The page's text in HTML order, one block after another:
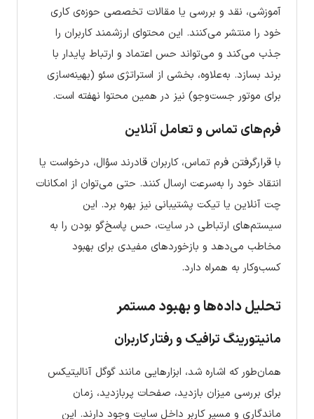
آموزشی، نقد و بررسی یا مقالات تخصصی حوزه‌ی کاری
خود را منتشر می‌کنند. این محتوای ارزشمند کاربران را
جذب می‌کند و می‌تواند حس اعتماد و ارتباط پایدار با
برند بسازد. به‌علاوه، بخشی از استراتژی سئو (بهینه‌سازی
برای موتور جست‌وجو) نیز در همین محتوا نهفته است.
فرم‌های تماس و تعامل آنلاین
با قرارگرفتن فرم تماس، کاربران قادرند سؤال، درخواست یا
انتقاد خود را به‌سرعت ارسال کنند. حتی می‌توان از امکانات
چت آنلاین یا تیکت پشتیبانی نیز بهره برد. این
سیستم‌های ارتباطی در سایت، حس پاسخ‌گو بودن را به
مخاطب می‌دهد و بازخوردهای مفیدی برای بهبود
کسب‌وکار به همراه دارد.
تحلیل داده‌ها و بهبود مستمر
مانیتورینگ ترافیک و رفتار کاربران
همان‌طور که اشاره شد، ابزارهایی مانند گوگل آنالیتیکس
برای بررسی میزان بازدید، صفحات پربازدید، زمان
ماندگاری و مسیر کاربر داخل سایت وجود دارند. این